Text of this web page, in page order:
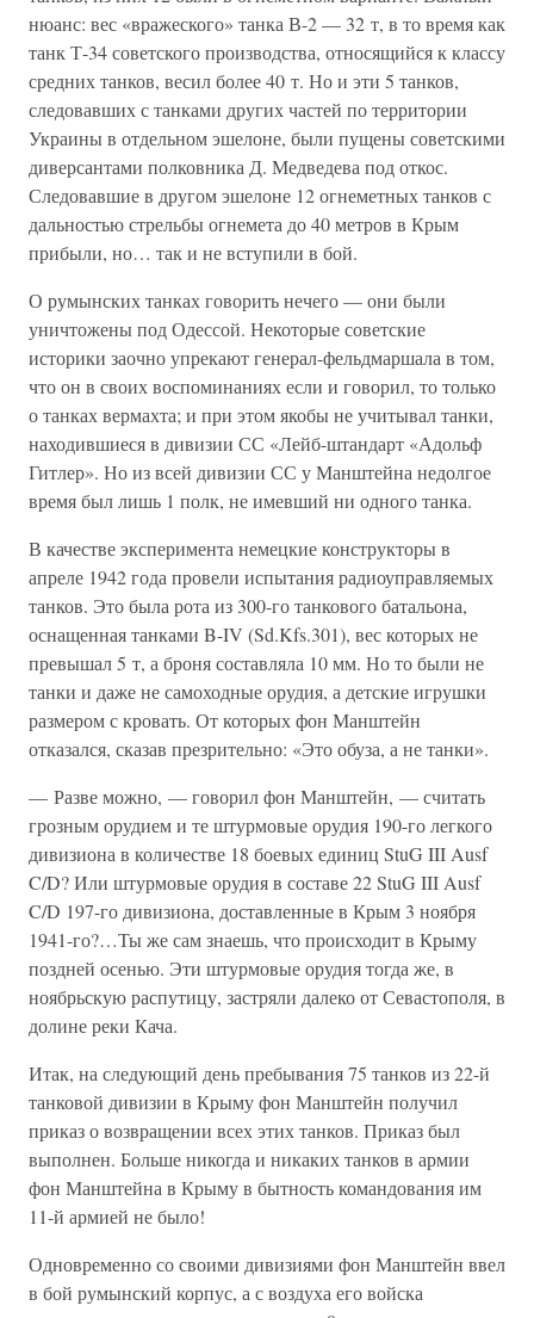
нюанс: вес «вражеского» танка В-2 — 32 т, в то время как
танк Т-34 советского производства, относящийся к классу
средних танков, весил более 40 т. Но и эти 5 танков,
следовавших с танками других частей по территории
Украины в отдельном эшелоне, были пущены советскими
диверсантами полковника Д. Медведева под откос.
Следовавшие в другом эшелоне 12 огнеметных танков с
дальностью стрельбы огнемета до 40 метров в Крым
прибыли, но… так и не вступили в бой.
О румынских танках говорить нечего — они были
уничтожены под Одессой. Некоторые советские
историки заочно упрекают генерал-фельдмаршала в том,
что он в своих воспоминаниях если и говорил, то только
о танках вермахта; и при этом якобы не учитывал танки,
находившиеся в дивизии СС «Лейб-штандарт «Адольф
Гитлер». Но из всей дивизии СС у Манштейна недолгое
время был лишь 1 полк, не имевший ни одного танка.
В качестве эксперимента немецкие конструкторы в
апреле 1942 года провели испытания радиоуправляемых
танков. Это была рота из 300-го танкового батальона,
оснащенная танками B-IV (Sd.Kfs.301), вес которых не
превышал 5 т, а броня составляла 10 мм. Но то были не
танки и даже не самоходные орудия, а детские игрушки
размером с кровать. От которых фон Манштейн
отказался, сказав презрительно: «Это обуза, а не танки».
— Разве можно, — говорил фон Манштейн, — считать
грозным орудием и те штурмовые орудия 190-го легкого
дивизиона в количестве 18 боевых единиц StuG III Ausf
C/D? Или штурмовые орудия в составе 22 StuG III Ausf
C/D 197-го дивизиона, доставленные в Крым 3 ноября
1941-го?…Ты же сам знаешь, что происходит в Крыму
поздней осенью. Эти штурмовые орудия тогда же, в
ноябрьскую распутицу, застряли далеко от Севастополя, в
долине реки Кача.
Итак, на следующий день пребывания 75 танков из 22-й
танковой дивизии в Крыму фон Манштейн получил
приказ о возвращении всех этих танков. Приказ был
выполнен. Больше никогда и никаких танков в армии
фон Манштейна в Крыму в бытность командования им
11-й армией не было!
Одновременно со своими дивизиями фон Манштейн ввел
в бой румынский корпус, а с воздуха его войска